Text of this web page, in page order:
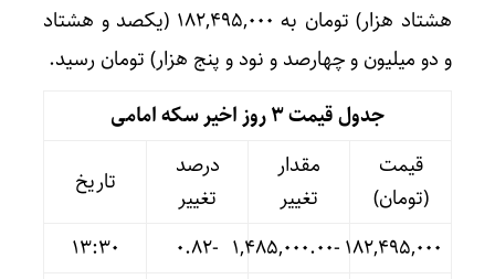
هشتاد هزار) تومان به ۱۸۲,۴۹۵,۰۰۰ (یکصد و هشتاد
و دو میلیون و چهارصد و نود و پنج هزار) تومان رسید.
جدول قیمت 3 روز اخیر سکه امامی
قیمت
(تومان)
مقدار
تغییر
درصد
تغییر
تاریخ
۱۸۲,۴۹۵,۰۰۰ -۱,۴۸۵,۰۰۰.۰۰ -۰.۸۲
13:30